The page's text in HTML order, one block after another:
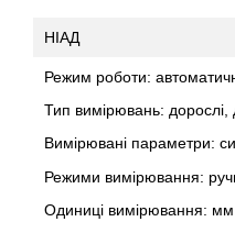
НІАД
Режим роботи:
Тип вимірювань: дорослі,
Вимірювані параметри:
Режими вимірювання:
Одиниці вимірювання: мм